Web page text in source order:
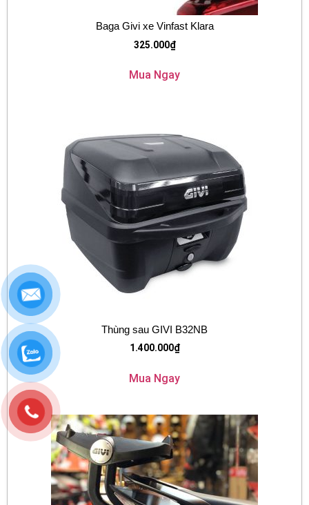
Baga Givi xe Vinfast Klara
325.000₫
Mua Ngay
Thùng sau GIVI B32NB
1.400.000₫
Mua Ngay